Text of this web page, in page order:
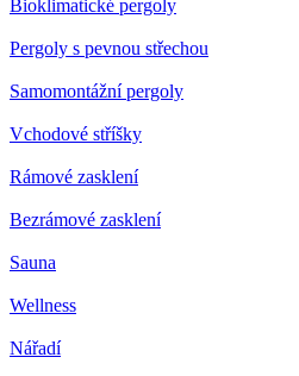
Bioklimatické pergoly
Pergoly s pevnou střechou
Samomontážní pergoly
Vchodové stříšky
Rámové zasklení
Bezrámové zasklení
Sauna
Wellness
Nářadí